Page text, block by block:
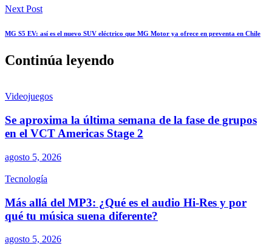
Next Post
MG S5 EV: así es el nuevo SUV eléctrico que MG Motor ya ofrece en preventa en Chile
Continúa leyendo
Videojuegos
Se aproxima la última semana de la fase de grupos
en el VCT Americas Stage 2
agosto 5, 2026
Tecnología
Más allá del MP3: ¿Qué es el audio Hi-Res y por
qué tu música suena diferente?
agosto 5, 2026